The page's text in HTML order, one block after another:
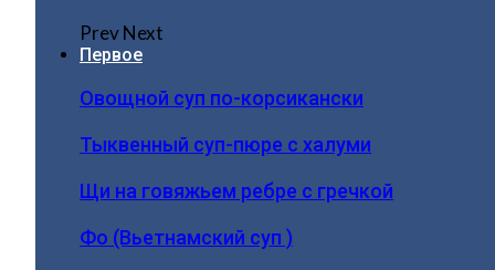
PrevNext
Первое
Овощной суп по-корсикански
Тыквенный суп-пюре с халуми
Щи на говяжьем ребре с гречкой
Фо (Вьетнамский суп )